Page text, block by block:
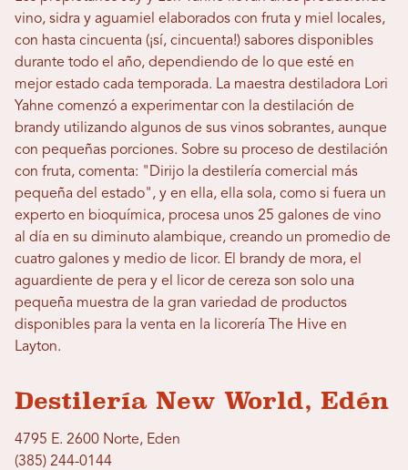
vino, sidra y aguamiel elaborados con fruta y miel locales,
con hasta cincuenta (¡sí, cincuenta!) sabores disponibles
durante todo el año, dependiendo de lo que esté en
mejor estado cada temporada. La maestra destiladora Lori
Yahne comenzó a experimentar con la destilación de
brandy utilizando algunos de sus vinos sobrantes, aunque
con pequeñas porciones. Sobre su proceso de destilación
con fruta, comenta: "Dirijo la destilería comercial más
pequeña del estado", y en ella, ella sola, como si fuera un
experto en bioquímica, procesa unos 25 galones de vino
al día en su diminuto alambique, creando un promedio de
cuatro galones y medio de licor. El brandy de mora, el
aguardiente de pera y el licor de cereza son solo una
pequeña muestra de la gran variedad de productos
disponibles para la venta en la licorería The Hive en
Layton.
Destilería New World, Edén
4795 E. 2600 Norte, Eden
(385) 244-0144